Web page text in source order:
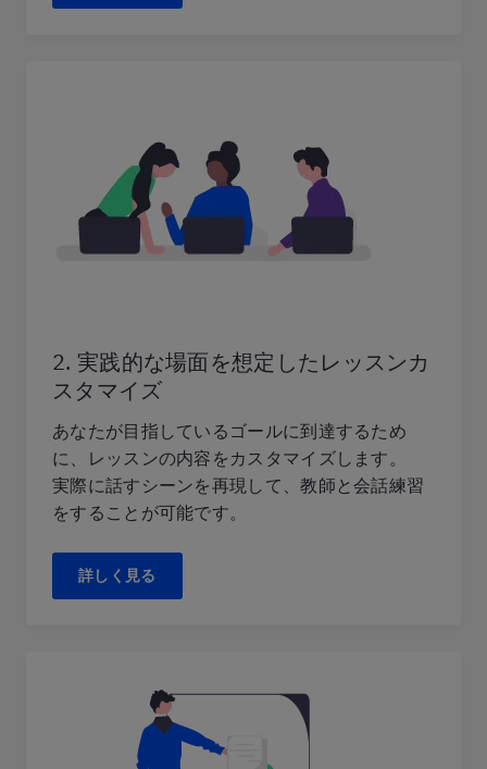
2. 実践的な場面を想定したレッスンカ
スタマイズ
あなたが目指しているゴールに到達するため
に、レッスンの内容をカスタマイズします。
実際に話すシーンを再現して、教師と会話練習
をすることが可能です。
詳しく見る